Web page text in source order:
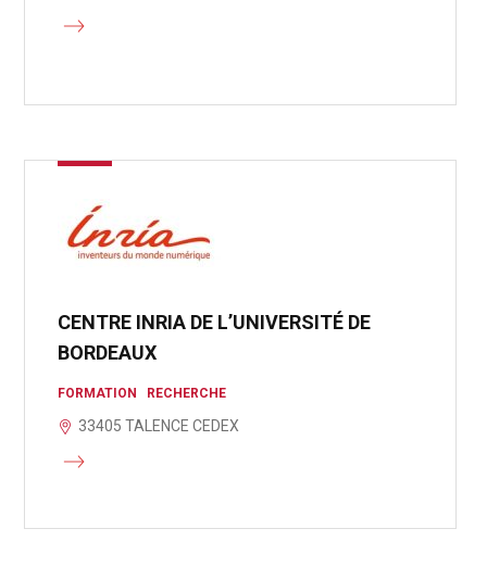
CENTRE INRIA DE L’UNIVERSITÉ DE
BORDEAUX
FORMATION RECHERCHE
33405 TALENCE CEDEX